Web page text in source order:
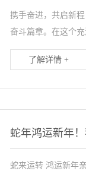
携手奋进，共启新
奋斗篇章。在这个
了解详情 +
蛇年鸿运新年！
蛇来运转 鸿运新年